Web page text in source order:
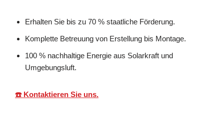
Erhalten Sie bis zu 70 % staatliche Förderung.
Komplette Betreuung von Erstellung bis Montage.
100 % nachhaltige Energie aus Solarkraft und
Umgebungsluft.
☎️ Kontaktieren Sie uns.